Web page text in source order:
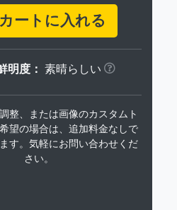
ートに入れる
明度： 素晴らしい
整、または画像のカスタムト
望の場合は、追加料金なしで
す。気軽にお問い合わせくだ
さい。